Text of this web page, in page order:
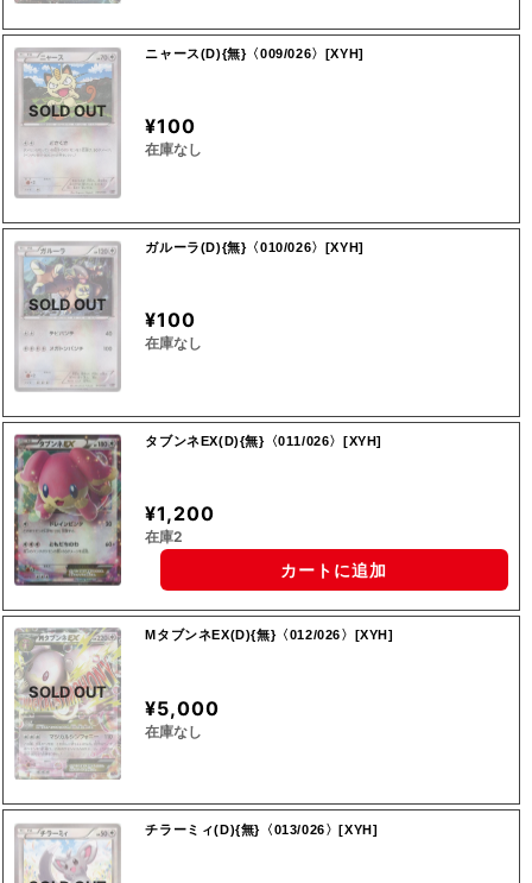
SOLD OUT
ニャース(D){無}〈009/026〉[XYH]
¥100
在庫なし
SOLD OUT
ガルーラ(D){無}〈010/026〉[XYH]
¥100
在庫なし
タブンネEX(D){無}〈011/026〉[XYH]
¥1,200
在庫2
カートに追加
SOLD OUT
MタブンネEX(D){無}〈012/026〉[XYH]
¥5,000
在庫なし
チラーミィ(D){無}〈013/026〉[XYH]